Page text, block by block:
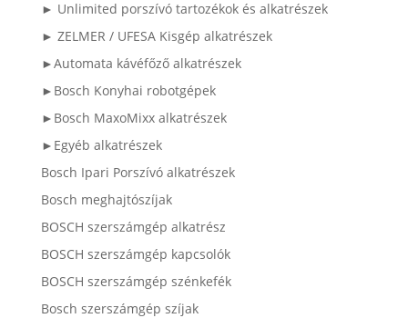
► Unlimited porszívó tartozékok és alkatrészek
► ZELMER / UFESA Kisgép alkatrészek
►Automata kávéfőző alkatrészek
►Bosch Konyhai robotgépek
►Bosch MaxoMixx alkatrészek
►Egyéb alkatrészek
Bosch Ipari Porszívó alkatrészek
Bosch meghajtószíjak
BOSCH szerszámgép alkatrész
BOSCH szerszámgép kapcsolók
BOSCH szerszámgép szénkefék
Bosch szerszámgép szíjak